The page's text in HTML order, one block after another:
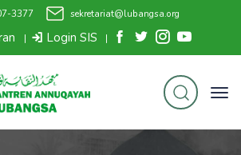
3377 sekretariat@lubangsa.org
| Login SIS |